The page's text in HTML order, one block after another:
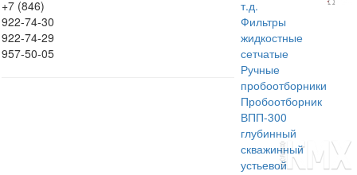
+7 (846)
922-74-30
922-74-29
957-50-05
т.д.
Фильтры
жидкостные
сетчатые
Ручные
пробоотборники
Пробоотборник
ВПП-300
глубинный
скважинный
устьевой